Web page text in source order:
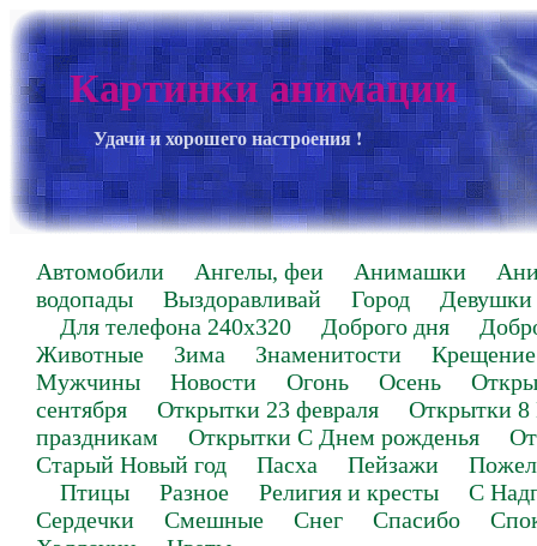
Картинки анимации
Удачи и хорошего настроения !
Автомобили Ангелы, феи Анимашки
водопады
Выздоравливай Город
Девушки
Для телефона 240х320
Доброго дня
Животные
Зима Знаменитости
Крещение
Мужчины
Новости Огонь Осень
сентября
Открытки 23 февраля
Открытки 8
праздникам
Открытки С Днем рожденья
Старый Новый год
Пасха Пейзажи
Птицы
Разное Религия и кресты
С
Сердечки
Смешные Снег Спасибо